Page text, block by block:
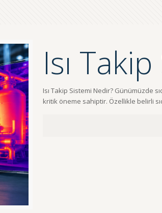
Isı
Isı Takip Sistemi Nedir? Günümüzde
kritik öneme sahiptir. Özellikle belirli